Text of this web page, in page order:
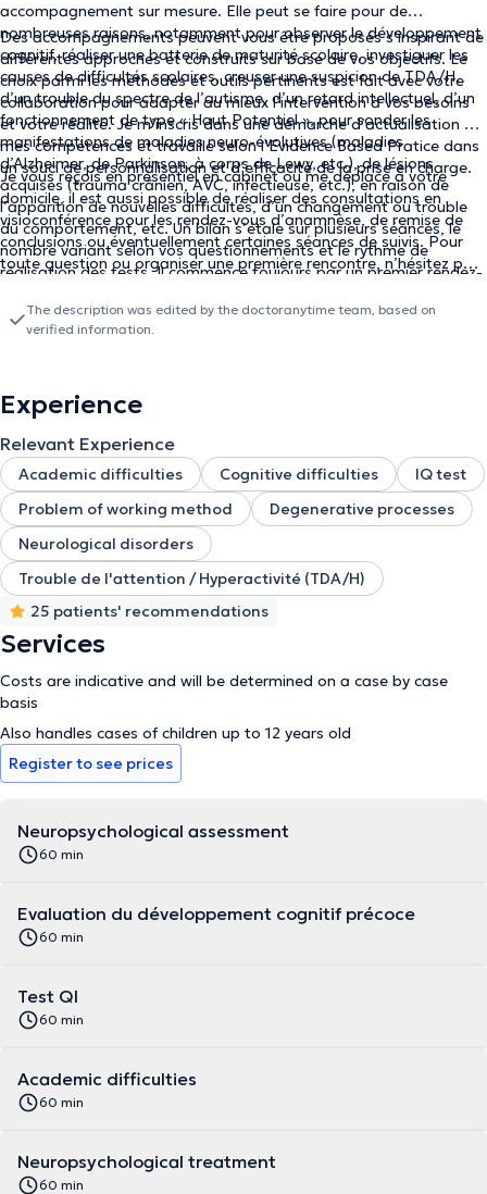
accompagnement sur mesure. Elle peut se faire pour de
nombreuses raisons, notamment pour observer le développement
cognitif, réaliser une batterie de maturité scolaire, investiguer les
causes de difficultés scolaires, creuser une suspicion de TDA/H,
d’un trouble du spectre de l’autisme, d’un retard intellectuel, d’un
fonctionnement de type « Haut Potentiel », pour sonder les
manifestations de maladies neuro-évolutives (maladies
d’Alzheimer, de Parkinson, à corps de Lewy, etc.), de lésions
acquises (trauma crânien, AVC, infectieuse, etc.), en raison de
l’apparition de nouvelles difficultés, d’un changement ou trouble
du comportement, etc. Un bilan s’étale sur plusieurs séances, le
nombre variant selon vos questionnements et le rythme de
réalisation des tests. Il commence toujours par un premier rendez-
diverses informations pour étayer votre demande et orienter la
sélection des tests pour confronter leurs résultats aux
ressort de l’évaluation et discuter avec vous de ce qui peut être
mis en place selon vos objectifs actuels.
Des accompagnements peuvent vous être proposés s’inspirant de
différentes approches et construits sur base de vos objectifs. Le
choix parmi les méthodes et outils pertinents est fait avec votre
collaboration pour adapter au mieux l’intervention à vos besoins
et votre réalité. Je m’inscris dans une démarche d’actualisation de
mes compétences et travaille selon l’Evidence Based Pratice dans
un souci de personnalisation et d’efficacité de la prise en charge.
Je vous reçois en présentiel en cabinet ou me déplace à votre
domicile, il est aussi possible de réaliser des consultations en
visioconférence pour les rendez-vous d’anamnèse, de remise de
conclusions ou éventuellement certaines séances de suivis. Pour
toute question ou organiser une première rencontre, n’hésitez pas
The description was edited by the doctoranytime team, based on
verified information.
Experience
Relevant Experience
Academic difficulties Cognitive difficulties
IQ test
Problem of working method
Degenerative processes
Neurological disorders
Trouble de l'attention / Hyperactivité (TDA/H)
25 patients' recommendations
Services
Costs are indicative and will be determined on a case by case
basis
Also handles cases of children up to 12 years old
Register to see prices
Neuropsychological assessment
60 min
Evaluation du développement cognitif précoce
60 min
Test QI
60 min
Academic difficulties
60 min
Neuropsychological treatment
60 min